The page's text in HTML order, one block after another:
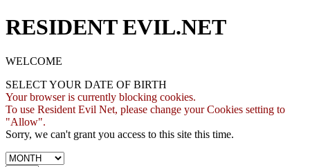
RESIDENT EVIL.NET
WELCOME
SELECT YOUR DATE OF BIRTH
Your browser is currently blocking cookies.
To use Resident Evil Net, please change your Cookies setting to
"Allow".
Sorry, we can't grant you access to this site this time.